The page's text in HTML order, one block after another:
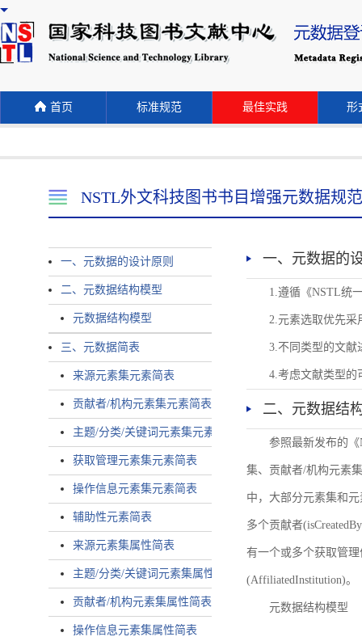
首页 标准规范 最佳实践 形
NSTL外文科技图书书目增强元数据规范
一、元数据的设计原则
二、元数据结构模型
元数据结构模型
三、元数据简表
来源元素集元素简表
贡献者/机构元素集元素简表
主题/分类/关键词元素集元素简表
获取管理元素集元素简表
操作信息元素集元素简表
辅助性元素简表
来源元素集属性简表
主题/分类/关键词元素集属性简表
贡献者/机构元素集属性简表
操作信息元素集属性简表
一、元数据的
1.遵循《NSTL统
2.元素选取优先采
3.不同类型的文献
4.考虑文献类型的
二、元数据结
参照最新发布的
集、贡献者/机构元素
中，大部分元素集和
多个贡献者
有一个或多个获取管理
(AffiliatedInstitution)。
元数据结构模型